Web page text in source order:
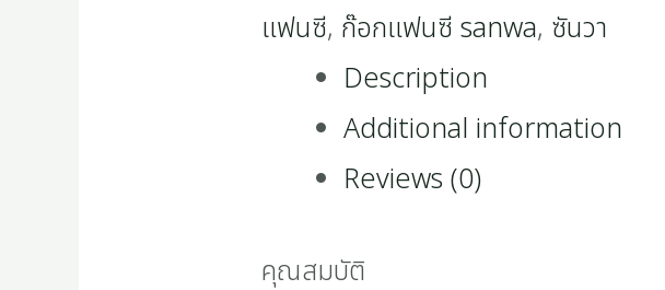
แฟนซี, ก๊อกแฟนซี sanwa, ซันวา
Description
Additional information
Reviews (0)
คุณสมบัติ